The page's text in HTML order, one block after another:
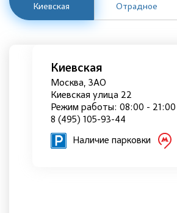
Киевская Отрадное
Киевская
Москва, ЗАО
Киевская улица 22
Режим работы: 08:00 - 21:00
8 (495) 105-93-44
Наличие парковки